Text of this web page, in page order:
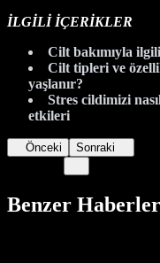
İLGİLİ İÇERİKLER
Cilt bakımıyla
Cilt tipleri ve
yaşlanır?
Stres cildimizi
etkileri
Önceki Sonraki
Benzer Haberler